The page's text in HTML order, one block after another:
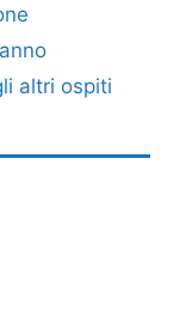
altri ospiti